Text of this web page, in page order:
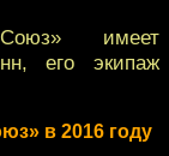
имеет
его экипаж
в 2016 году